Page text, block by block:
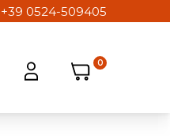
+39 0524-509405
Apri strumenti utente
Carrello
Carrello
0